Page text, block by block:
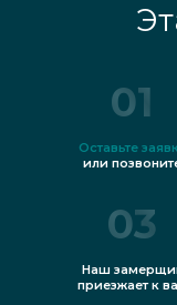
01
Оставьте
или
03
Наш
приезжает к